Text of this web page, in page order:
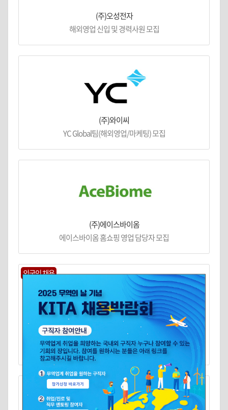
(주)오성전자
해외영업 신입 및 경력사원 모집
(주)와이씨
YC Global팀(해외영업/마케팅) 모집
(주)에이스바이옴
에이스바이옴 홈쇼핑 영업 담당자 모집
외국인 채용
🔸[덴티움] 외국인유학생 채용 - 인허가RA